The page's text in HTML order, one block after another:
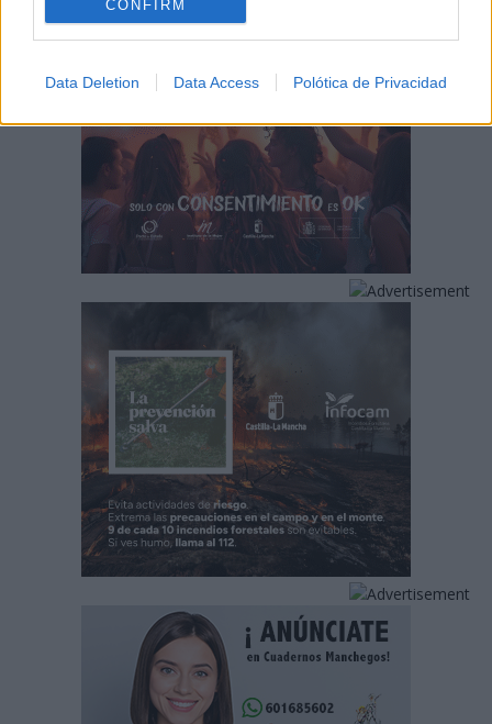
CONFIRM
Data Deletion Data Access Polótica de Privacidad